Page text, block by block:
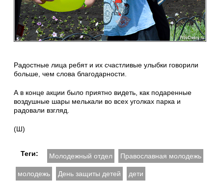
Радостные лица ребят и их счастливые улыбки говорили
больше, чем слова благодарности.
А в конце акции было приятно видеть, как подаренные
воздушные шары мелькали во всех уголках парка и
радовали взгляд.
(Ш)
Теги: Молодежный отдел Православная молодежь
молодежь День защиты детей дети